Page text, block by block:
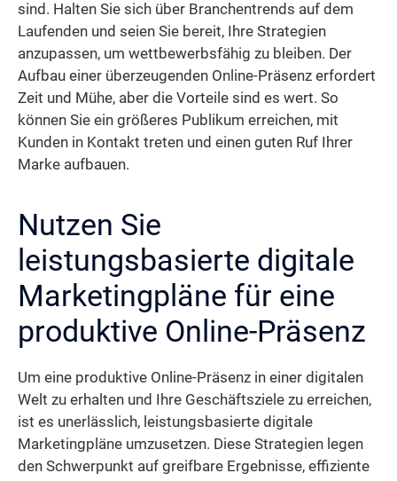
sind. Halten Sie sich über Branchentrends auf dem
Laufenden und seien Sie bereit, Ihre Strategien
anzupassen, um wettbewerbsfähig zu bleiben. Der
Aufbau einer überzeugenden Online-Präsenz erfordert
Zeit und Mühe, aber die Vorteile sind es wert. So
können Sie ein größeres Publikum erreichen, mit
Kunden in Kontakt treten und einen guten Ruf Ihrer
Marke aufbauen.
Nutzen Sie
leistungsbasierte digitale
Marketingpläne für eine
produktive Online-Präsenz
Um eine produktive Online-Präsenz in einer digitalen
Welt zu erhalten und Ihre Geschäftsziele zu erreichen,
ist es unerlässlich, leistungsbasierte digitale
Marketingpläne umzusetzen. Diese Strategien legen
den Schwerpunkt auf greifbare Ergebnisse, effiziente